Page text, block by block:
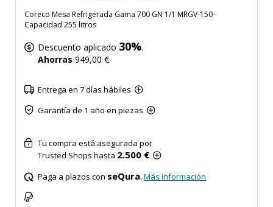
Coreco Mesa Refrigerada Gama 700 GN 1/1 MRGV-150 -
Capacidad 255 litros
Descuento aplicado 30%.
Ahorras 949,00 €.
Entrega en 7 días hábiles
Garantía de 1 año en piezas
Tu compra está asegurada por
Trusted Shops hasta 2.500 €
Paga a plazos con seQura.Más información